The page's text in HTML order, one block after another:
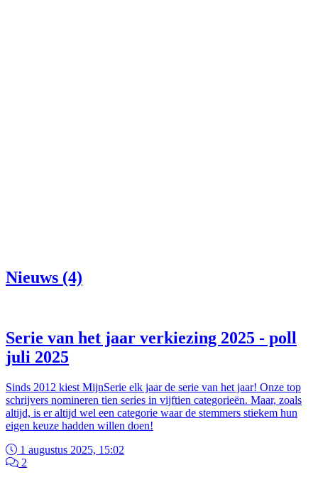
Nieuws (4)
Serie van het jaar verkiezing 2025 - poll
juli 2025
Sinds 2012 kiest MijnSerie elk jaar de serie van het jaar! Onze top
schrijvers nomineren tien series in vijftien categorieën. Maar, zoals
altijd, is er altijd wel een categorie waar de stemmers stiekem hun
eigen keuze hadden willen doen!
1 augustus 2025, 15:02
2